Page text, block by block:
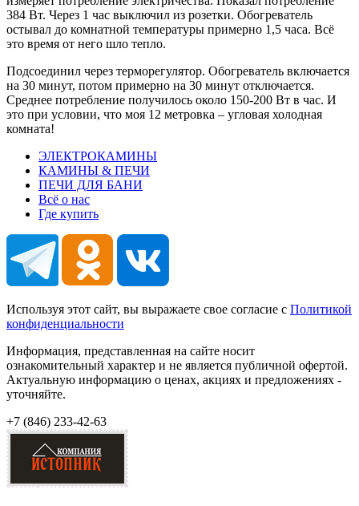
384 Вт. Через 1 час выключил из розетки. Обогреватель
остывал до комнатной температуры примерно 1,5 часа. Всё
это время от него шло тепло.
Подсоединил через терморегулятор. Обогреватель включается
на 30 минут, потом примерно на 30 минут отключается.
Среднее потребление получилось около 150-200 Вт в час. И
это при условии, что моя 12 метровка – угловая холодная
комната!
ЭЛЕКТРОКАМИНЫ
КАМИНЫ & ПЕЧИ
ПЕЧИ ДЛЯ БАНИ
Всё о нас
Где купить
Используя этот сайт, вы выражаете свое согласие с Политикой
конфиденциальности
Информация, представленная на сайте носит
ознакомительный характер и не является публичной офертой.
Актуальную информацию о ценах, акциях и предложениях -
уточняйте.
+7 (846) 233-42-63